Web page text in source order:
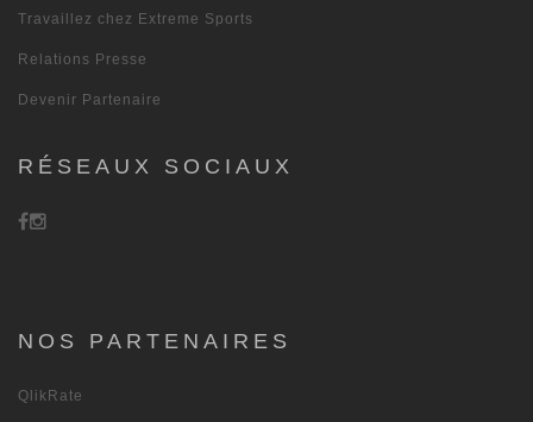
Travaillez chez Extreme Sports
Relations Presse
Devenir Partenaire
RÉSEAUX SOCIAUX
NOS PARTENAIRES
QlikRate